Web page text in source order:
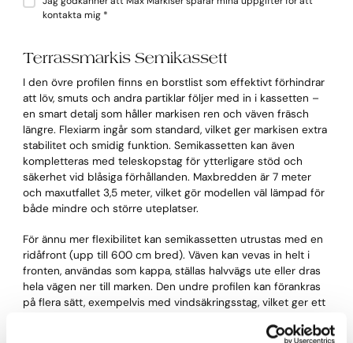
kontakta mig *
Terrassmarkis Semikassett
I den övre profilen finns en borstlist som effektivt förhindrar
att löv, smuts och andra partiklar följer med in i kassetten –
en smart detalj som håller markisen ren och väven fräsch
längre. Flexiarm ingår som standard, vilket ger markisen extra
stabilitet och smidig funktion. Semikassetten kan även
kompletteras med teleskopstag för ytterligare stöd och
säkerhet vid blåsiga förhållanden. Maxbredden är 7 meter
och maxutfallet 3,5 meter, vilket gör modellen väl lämpad för
både mindre och större uteplatser.
För ännu mer flexibilitet kan semikassetten utrustas med en
ridåfront (upp till 600 cm bred). Väven kan vevas in helt i
fronten, användas som kappa, ställas halvvägs ute eller dras
hela vägen ner till marken. Den undre profilen kan förankras
på flera sätt, exempelvis med vindsäkringsstag, vilket ger ett